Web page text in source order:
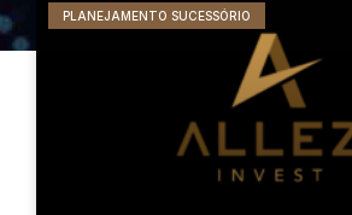
PLANEJAMENTO SUCESSÓRIO